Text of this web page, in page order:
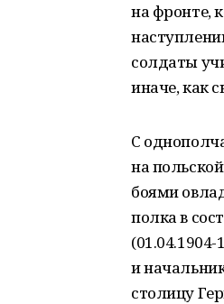
на фронте,
солдаты
иначе, как
С
на
боями
полка в
(01.04.1904-
и
столицу